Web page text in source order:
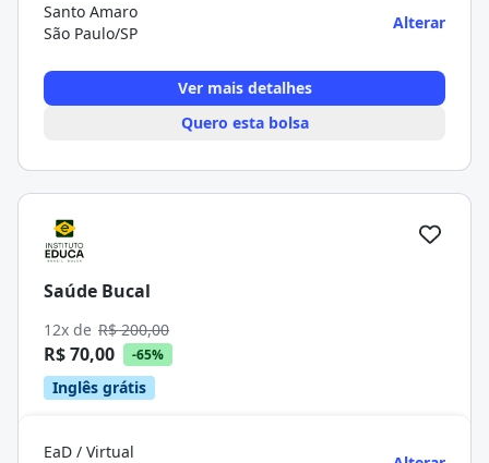
Santo Amaro
São Paulo/SP
Alterar
Ver mais detalhes
Quero esta bolsa
Saúde Bucal
12x de R$ 200,00
R$ 70,00 -65%
Inglês grátis
EaD / Virtual